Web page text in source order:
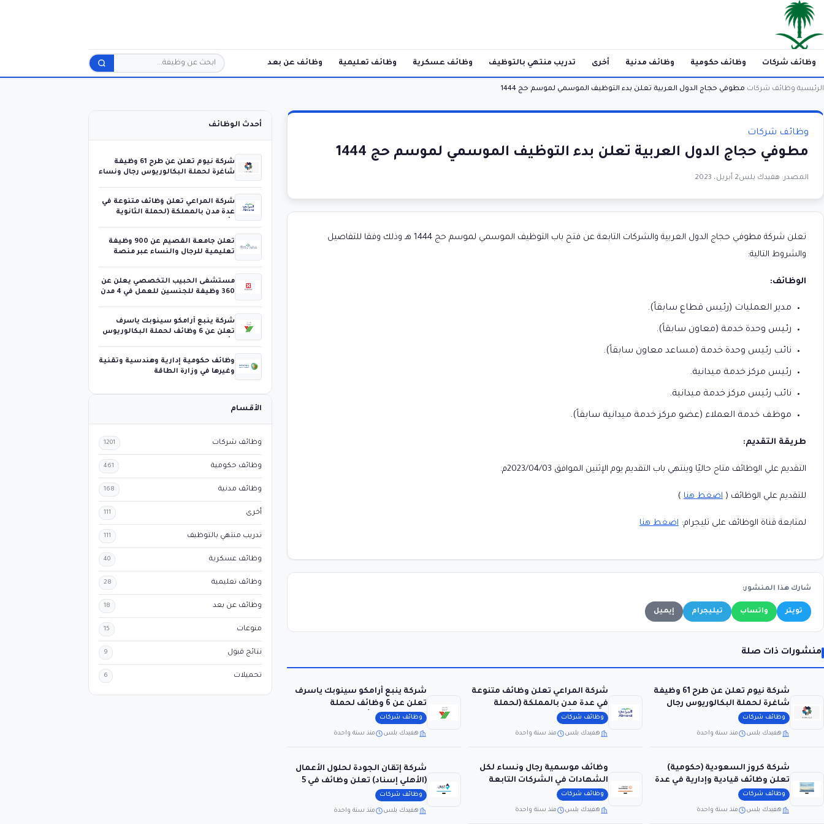
وظائف شركات وظائف حكومية وظائف مدنية أخرى تدريب منتهي بالتوظيف وظائف عسكرية وظائف تعليمية وظائف عن بعد
الرئيسية وظائف شركات مطوفي حجاج الدول العربية تعلن بدء التوظيف الموسمي لموسم حج 1444
وظائف شركات
مطوفي حجاج الدول العربية تعلن بدء التوظيف الموسمي لموسم حج 1444
المصدر: هفيدك بلس2 أبريل، 2023
تعلن شركة مطوفي حجاج الدول العربية والشركات التابعة عن فتح باب التوظيف الموسمي لموسم حج 1444 هـ وذلك وفقا للتفاصيل
والشروط التالية:
الوظائف:
مدير العمليات (رئيس قطاع سابقاً).
رئيس وحدة خدمة (معاون سابقاً).
نائب رئيس وحدة خدمة (مساعد معاون سابقاً).
رئيس مركز خدمة ميدانية.
نائب رئيس مركز خدمة ميدانية.
موظف خدمة العملاء (عضو مركز خدمة ميدانية سابقاً).
طريقة التقديم:
التقديم علي الوظائف متاح حاليًا وينتهي باب التقديم يوم الإثنين الموافق 2023/04/03م.
للتقديم علي الوظائف ( اضغط هنا )
لمتابعة قناة الوظائف على تليجرام: اضغط هنا
شارك هذا المنشور:
تويتر واتساب تيليجرام إيميل
منشورات ذات صلة
شركة نيوم تعلن عن طرح 61 وظيفة
شاغرة لحملة البكالوريوس رجال
ونساء
وظائف شركات
هفيدك بلس منذ سنة واحدة
شركة المراعي تعلن وظائف متنوعة
في عدة مدن بالمملكة (لحملة
الثانوية فأعلى)
وظائف شركات
هفيدك بلس منذ سنة واحدة
شركة ينبع أرامكو سينوبك ياسرف
تعلن عن 6 وظائف لحملة
البكالوريوس فأعلى
وظائف شركات
هفيدك بلس منذ سنة واحدة
شركة كروز السعودية (حكومية)
تعلن وظائف قيادية وإدارية في عدة
مجالات
وظائف شركات
هفيدك بلس منذ سنة واحدة
وظائف موسمية رجال ونساء لكل
الشهادات في الشركات التابعة
لمشارق
وظائف شركات
هفيدك بلس منذ سنة واحدة
شركة إتقان الجودة لحلول الأعمال
(الأهلي إسناد) تعلن وظائف في 5
مدن بالمملكة
وظائف شركات
هفيدك بلس منذ سنة واحدة
أحدث الوظائف
شركة نيوم تعلن عن طرح 61 وظيفة
شاغرة لحملة البكالوريوس رجال ونساء
شركة المراعي تعلن وظائف متنوعة في
عدة مدن بالمملكة (لحملة الثانوية
تعلن جامعة القصيم عن 900 وظيفة
تعليمية للرجال والنساء عبر منصة
مستشفى الحبيب التخصصي يعلن عن
360 وظيفة للجنسين للعمل في 4 مدن
شركة ينبع أرامكو سينوبك ياسرف
تعلن عن 6 وظائف لحملة البكالوريوس
وظائف حكومية إدارية وهندسية وتقنية
وغيرها في وزارة الطاقة
الأقسام
وظائف شركات 1201
وظائف حكومية 461
وظائف مدنية 168
أخرى 111
تدريب منتهي بالتوظيف 111
وظائف عسكرية 40
وظائف تعليمية 28
وظائف عن بعد 18
منوعات 15
نتائج قبول 9
تحميلات 6